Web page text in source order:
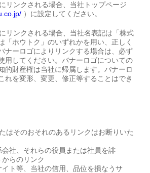
リンクされる場合、当社トップページ
）に設定してください。
リンクされる場合、当社名表記は「株式
「ホウトク」のいずれかを用い、正しく
ナーロゴによりリンクする場合は、必ず
用してください。バナーロゴについての
的財産権は当社に帰属します。バナーロ
れを変形、変更、修正等することはでき
はそのおそれのあるリンクはお断りいた
社、それらの役員または社員を誹
らのリンク
ト等、当社の信用、品位を損なうサ